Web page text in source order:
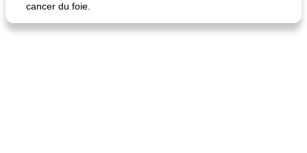
cancer du foie.